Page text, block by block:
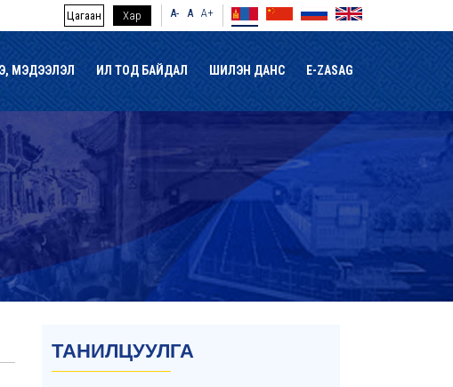
Цагаан Хар A- A A+
МЭДЭЭЛЭЛ ИЛ ТОД БАЙДАЛ ШИЛЭН ДАНС E-ZASAG
ТАНИЛЦУУЛГА